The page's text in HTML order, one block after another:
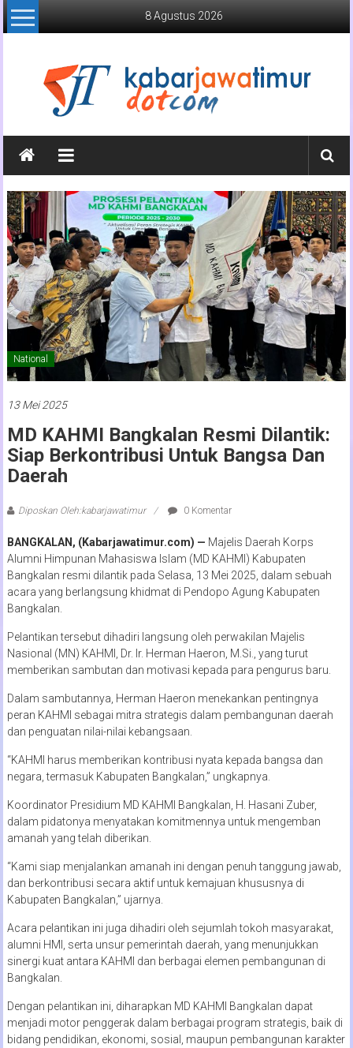
Lompat
ke
8 Agustus 2026
Kabar
Jawa
Timur
Media
Online
Jawa
Timur
National
13 Mei 2025
MD KAHMI Bangkalan Resmi Dilantik:
Siap Berkontribusi Untuk Bangsa Dan
Daerah
Diposkan Oleh:kabarjawatimur 0 Komentar
BANGKALAN, (Kabarjawatimur.com) — Majelis Daerah Korps
Alumni Himpunan Mahasiswa Islam (MD KAHMI) Kabupaten
Bangkalan resmi dilantik pada Selasa, 13 Mei 2025, dalam sebuah
acara yang berlangsung khidmat di Pendopo Agung Kabupaten
Bangkalan.
Pelantikan tersebut dihadiri langsung oleh perwakilan Majelis
Nasional (MN) KAHMI, Dr. Ir. Herman Haeron, M.Si., yang turut
memberikan sambutan dan motivasi kepada para pengurus baru.
Dalam sambutannya, Herman Haeron menekankan pentingnya
peran KAHMI sebagai mitra strategis dalam pembangunan daerah
dan penguatan nilai-nilai kebangsaan.
“KAHMI harus memberikan kontribusi nyata kepada bangsa dan
negara, termasuk Kabupaten Bangkalan,” ungkapnya.
Koordinator Presidium MD KAHMI Bangkalan, H. Hasani Zuber,
dalam pidatonya menyatakan komitmennya untuk mengemban
amanah yang telah diberikan.
“Kami siap menjalankan amanah ini dengan penuh tanggung jawab,
dan berkontribusi secara aktif untuk kemajuan khususnya di
Kabupaten Bangkalan,” ujarnya.
Acara pelantikan ini juga dihadiri oleh sejumlah tokoh masyarakat,
alumni HMI, serta unsur pemerintah daerah, yang menunjukkan
sinergi kuat antara KAHMI dan berbagai elemen pembangunan di
Bangkalan.
Dengan pelantikan ini, diharapkan MD KAHMI Bangkalan dapat
menjadi motor penggerak dalam berbagai program strategis, baik di
bidang pendidikan, ekonomi, sosial, maupun pembangunan karakter